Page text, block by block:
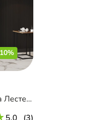
Книжный шкаф-витрина Лестер-1+А2 с антресолью
5.0 (3)